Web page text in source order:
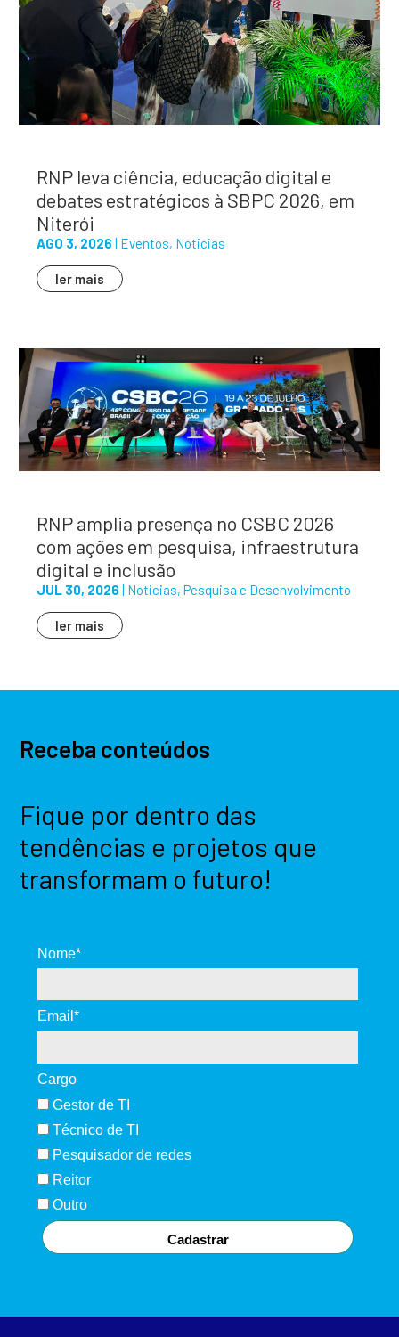
RNP leva ciência, educação digital e
debates estratégicos à SBPC 2026, em
Niterói
AGO 3, 2026 | Eventos, Noticias
ler mais
RNP amplia presença no CSBC 2026
com ações em pesquisa, infraestrutura
digital e inclusão
JUL 30, 2026 | Noticias,Pesquisa e Desenvolvimento
ler mais
Receba conteúdos
Fique por dentro das
tendências e projetos que
transformam o futuro!
Nome*
Email*
Cargo
Gestor de TI
Técnico de TI
Pesquisador de redes
Reitor
Outro
Cadastrar